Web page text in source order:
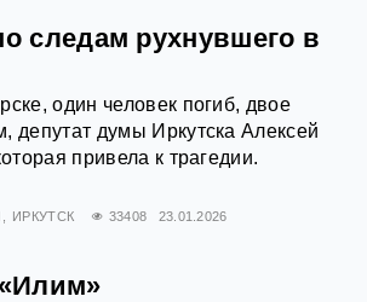
следам рухнувшего в
один человек погиб, двое
депутат думы Иркутска Алексей
привела к трагедии.
ИРКУТСК 33408 23.01.2026